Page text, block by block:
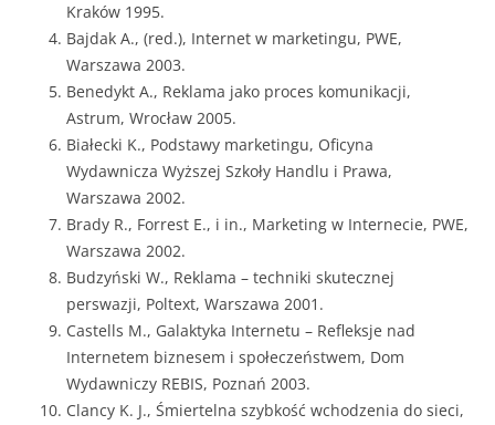
Kraków 1995.
Bajdak A., (red.), Internet w marketingu, PWE,
Warszawa 2003.
Benedykt A., Reklama jako proces komunikacji,
Astrum, Wrocław 2005.
Białecki K., Podstawy marketingu, Oficyna
Wydawnicza Wyższej Szkoły Handlu i Prawa,
Warszawa 2002.
Brady R., Forrest E., i in., Marketing w Internecie, PWE,
Warszawa 2002.
Budzyński W., Reklama – techniki skutecznej
perswazji, Poltext, Warszawa 2001.
Castells M., Galaktyka Internetu – Refleksje nad
Internetem biznesem i społeczeństwem, Dom
Wydawniczy REBIS, Poznań 2003.
Clancy K. J., Śmiertelna szybkość wchodzenia do sieci,